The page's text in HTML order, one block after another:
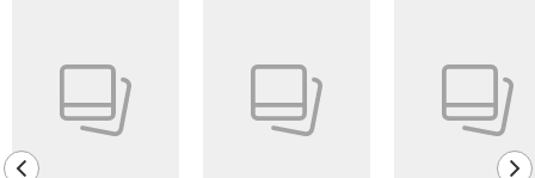
previous element